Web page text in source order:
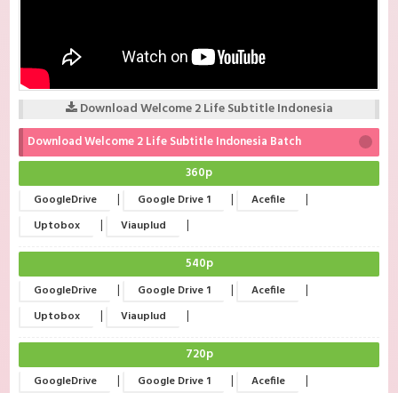
Download Welcome 2 Life Subtitle Indonesia
Download Welcome 2 Life Subtitle Indonesia Batch
360p
GoogleDrive | Google Drive 1 | Acefile |
Uptobox | Viauplud |
540p
GoogleDrive | Google Drive 1 | Acefile |
Uptobox | Viauplud |
720p
GoogleDrive | Google Drive 1 | Acefile |